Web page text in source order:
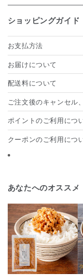
ショッピングガイド
お支払方法
お届けについて
配送料について
ご注文後のキャンセル
ポイントのご利用につ
クーポンのご利用につ
あなたへのオススメ